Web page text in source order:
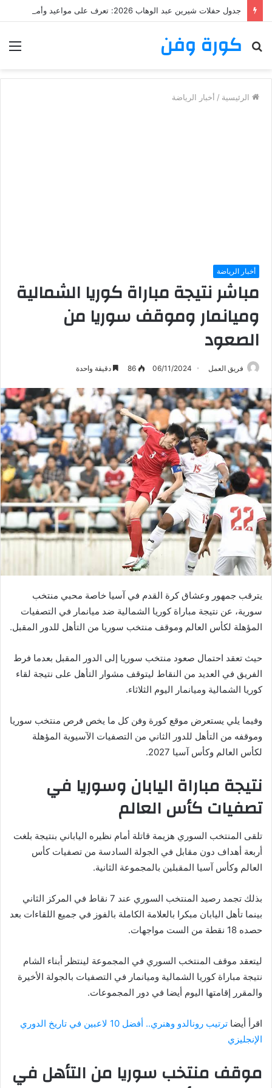
كورة وفن
بحث
الرئيسية / أخبار الرياضة
أخبار الرياضة
مباشر نتيجة مباراة كوريا الشمالية
وميانمار وموقف سوريا من
الصعود
فريق العمل 06/11/2024
86 دقيقة واحدة
يترقب جمهور وعشاق كرة القدم في آسيا خاصة محبي منتخب
سورية، عن نتيجة مباراة كوريا الشمالية ضد ميانمار في التصفيات
المؤهلة لكأس العالم وموقف منتخب سوريا من التأهل للدور المقبل.
حيث تعقد احتمال صعود منتخب سوريا إلى الدور المقبل بعدما فرط
الفريق في العديد من النقاط ليتوقف مشوار التأهل على نتيجة لقاء
كوريا الشمالية وميانمار اليوم الثلاثاء.
وفيما يلي يستعرض موقع كورة وفن كل ما يخص فرص منتخب سوريا
وموقفه من التأهل للدور الثاني من التصفيات الآسيوية المؤهلة
لكأس العالم وكأس آسيا 2027.
نتيجة مباراة اليابان وسوريا في
تصفيات كأس العالم
تلقى المنتخب السوري هزيمة قاتلة أمام نظيره الياباني بنتيجة بلغت
أربعة أهداف دون مقابل في الجولة السادسة من تصفيات كأس
العالم وكأس آسيا المقبلين بالمجموعة الثانية.
بذلك تجمد رصيد المنتخب السوري عند 7 نقاط في المركز الثاني
بينما تأهل اليابان مبكرا بالعلامة الكاملة بالفوز في جميع اللقاءات بعد
حصده 18 نقطة من الست مواجهات.
ليتعقد موقف المنتخب السوري في المجموعة لينتظر أبناء الشام
نتيجة مباراة كوريا الشمالية وميانمار في التصفيات بالجولة الأخيرة
والمقرر إقامتها اليوم أيضا في دور المجموعات.
اقرأ أيضا
ترتيب رونالدو وهنري.. أفضل 10 لاعبين في تاريخ الدوري
الإنجليزي
موقف منتخب سوريا من التأهل في